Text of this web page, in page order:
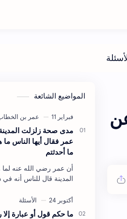
المواضيع الشائعة
مدى صحة زلزلت
عمر فقال أيها الناس
ما أحدثتم
أن عمر رضي الله عنه
المدينة قال للناس أنه في
معناه أخرجه ابن أبي
(ص3…
ما حكم قول أو عبارة